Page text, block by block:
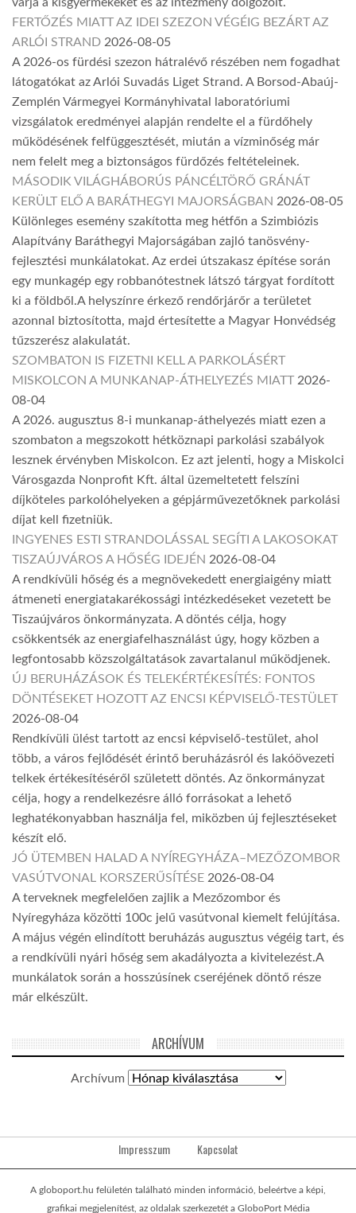
várja a kisgyermekeket és az intézmény dolgozóit.
FERTŐZÉS MIATT AZ IDEI SZEZON VÉGÉIG BEZÁRT AZ
ARLÓI STRAND 2026-08-05
A 2026-os fürdési szezon hátralévő részében nem fogadhat
látogatókat az Arlói Suvadás Liget Strand. A Borsod-Abaúj-
Zemplén Vármegyei Kormányhivatal laboratóriumi
vizsgálatok eredményei alapján rendelte el a fürdőhely
működésének felfüggesztését, miután a vízminőség már
nem felelt meg a biztonságos fürdőzés feltételeinek.
MÁSODIK VILÁGHÁBORÚS PÁNCÉLTÖRŐ GRÁNÁT
KERÜLT ELŐ A BARÁTHEGYI MAJORSÁGBAN 2026-08-05
Különleges esemény szakította meg hétfőn a Szimbiózis
Alapítvány Baráthegyi Majorságában zajló tanösvény-
fejlesztési munkálatokat. Az erdei útszakasz építése során
egy munkagép egy robbanótestnek látszó tárgyat fordított
ki a földből.A helyszínre érkező rendőrjárőr a területet
azonnal biztosította, majd értesítette a Magyar Honvédség
tűzszerész alakulatát.
SZOMBATON IS FIZETNI KELL A PARKOLÁSÉRT
MISKOLCON A MUNKANAP-ÁTHELYEZÉS MIATT 2026-
08-04
A 2026. augusztus 8-i munkanap-áthelyezés miatt ezen a
szombaton a megszokott hétköznapi parkolási szabályok
lesznek érvényben Miskolcon. Ez azt jelenti, hogy a Miskolci
Városgazda Nonprofit Kft. által üzemeltetett felszíni
díjköteles parkolóhelyeken a gépjárművezetőknek parkolási
díjat kell fizetniük.
INGYENES ESTI STRANDOLÁSSAL SEGÍTI A LAKOSOKAT
TISZAÚJVÁROS A HŐSÉG IDEJÉN 2026-08-04
A rendkívüli hőség és a megnövekedett energiaigény miatt
átmeneti energiatakarékossági intézkedéseket vezetett be
Tiszaújváros önkormányzata. A döntés célja, hogy
csökkentsék az energiafelhasználást úgy, hogy közben a
legfontosabb közszolgáltatások zavartalanul működjenek.
ÚJ BERUHÁZÁSOK ÉS TELEKÉRTÉKESÍTÉS: FONTOS
DÖNTÉSEKET HOZOTT AZ ENCSI KÉPVISELŐ-TESTÜLET
2026-08-04
Rendkívüli ülést tartott az encsi képviselő-testület, ahol
több, a város fejlődését érintő beruházásról és lakóövezeti
telkek értékesítéséről született döntés. Az önkormányzat
célja, hogy a rendelkezésre álló forrásokat a lehető
leghatékonyabban használja fel, miközben új fejlesztéseket
készít elő.
JÓ ÜTEMBEN HALAD A NYÍREGYHÁZA–MEZŐZOMBOR
VASÚTVONAL KORSZERŰSÍTÉSE 2026-08-04
A terveknek megfelelően zajlik a Mezőzombor és
Nyíregyháza közötti 100c jelű vasútvonal kiemelt felújítása.
A május végén elindított beruházás augusztus végéig tart, és
a rendkívüli nyári hőség sem akadályozta a kivitelezést.A
munkálatok során a hosszúsínek cseréjének döntő része
már elkészült.
ARCHÍVUM
Archívum
Impresszum Kapcsolat
A globoport.hu felületén található minden információ, beleértve a képi,
grafikai megjelenítést, az oldalak szerkezetét a GloboPort Média